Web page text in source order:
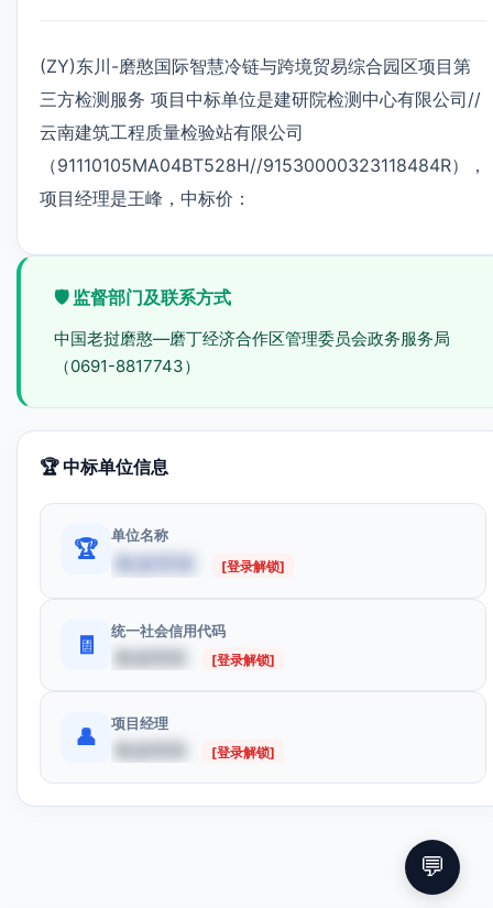
(ZY)东川-磨憨国际智慧冷链与跨境贸易综合园区项目第
三方检测服务 项目中标单位是建研院检测中心有限公司//
云南建筑工程质量检验站有限公司
（91110105MA04BT528H//91530000323118484R），
项目经理是王峰，中标价：
🛡️ 监督部门及联系方式
中国老挝磨憨—磨丁经济合作区管理委员会政务服务局
（0691-8817743）
🏆 中标单位信息
🏆
单位名称
数据受限 [登录解锁]
🧾
统一社会信用代码
数据受限 [登录解锁]
👤
项目经理
数据受限 [登录解锁]
💬